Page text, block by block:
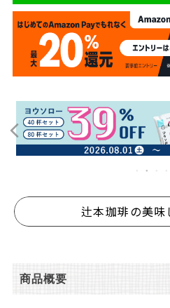
辻本珈琲の美味
商品概要